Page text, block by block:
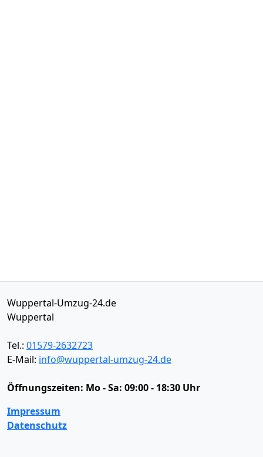
Wuppertal-Umzug-24.de
Wuppertal
Tel.: 01579-2632723
E-Mail: info@wuppertal-umzug-24.de
Öffnungszeiten: Mo - Sa: 09:00 - 18:30 Uhr
Impressum
Datenschutz